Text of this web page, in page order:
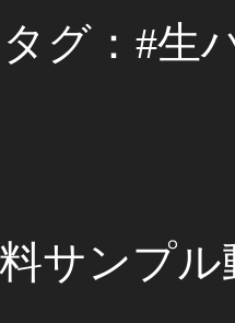
グ：#生
サンプル